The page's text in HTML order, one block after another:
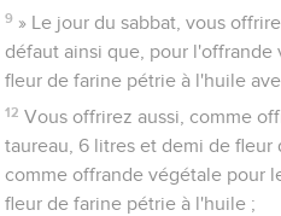
9 » Le jour du sabbat, vous
défaut ainsi que, pour
fleur de farine pétrie à l'huile
12 Vous offrirez aussi, comme
taureau, 6 litres et demi de fleur
comme offrande végétale pour
fleur de farine pétrie à l'huile ;